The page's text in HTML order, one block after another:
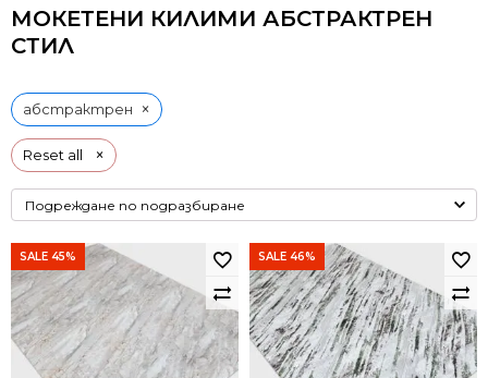
МОКЕТЕНИ КИЛИМИ АБСТРАКТРЕН
СТИЛ
Reset all ×
абстрактрен ×
SALE 45% SALE 46%